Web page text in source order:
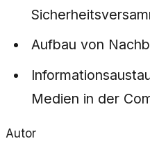
Aufbau von
Medien in der
Autor